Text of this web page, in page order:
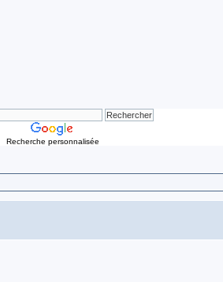
Recherche personnalisée